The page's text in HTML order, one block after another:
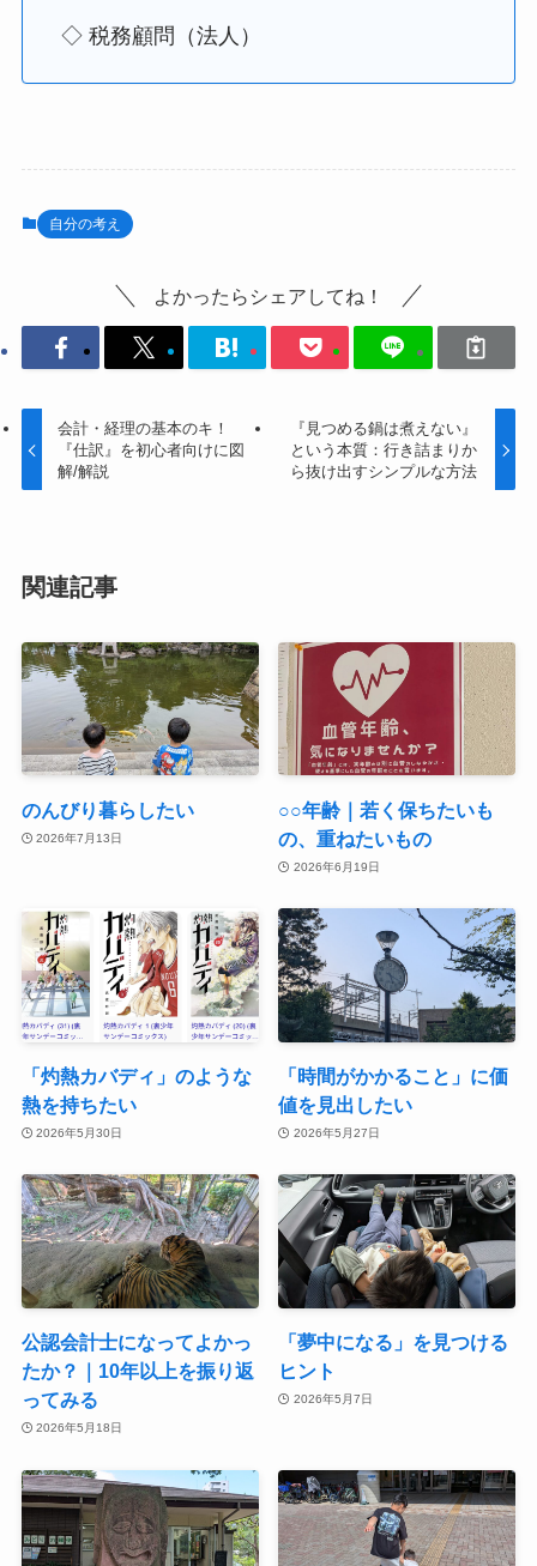
◇ 税務顧問（法人）
自分の考え
よかったらシェアしてね！
会計・経理の基本のキ！
『仕訳』を初心者向けに図
解/解説
『見つめる鍋は煮えない』
という本質：行き詰まりか
ら抜け出すシンプルな方法
関連記事
のんびり暮らしたい
2026年7月13日
○○年齢｜若く保ちたいも
の、重ねたいもの
2026年6月19日
「灼熱カバディ」のような
熱を持ちたい
2026年5月30日
「時間がかかること」に価
値を見出したい
2026年5月27日
公認会計士になってよかっ
たか？｜10年以上を振り返
ってみる
2026年5月18日
「夢中になる」を見つける
ヒント
2026年5月7日